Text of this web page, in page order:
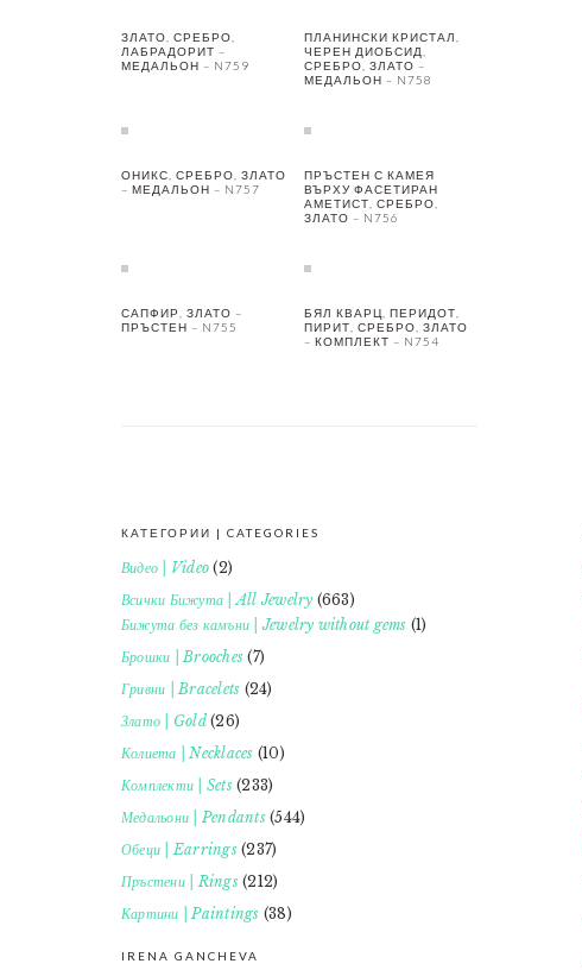
ЗЛАТО, СРЕБРО,
ЛАБРАДОРИТ –
МЕДАЛЬОН – N759
ПЛАНИНСКИ КРИСТАЛ,
ЧЕРЕН ДИОБСИД,
СРЕБРО, ЗЛАТО –
МЕДАЛЬОН – N758
ОНИКС, СРЕБРО, ЗЛАТО
– МЕДАЛЬОН – N757
ПРЪСТЕН С КАМЕЯ
ВЪРХУ ФАСЕТИРАН
АМЕТИСТ, СРЕБРО,
ЗЛАТО – N756
САПФИР, ЗЛАТО –
ПРЪСТЕН – N755
БЯЛ КВАРЦ, ПЕРИДОТ,
ПИРИТ, СРЕБРО, ЗЛАТО
– КОМПЛЕКТ – N754
КАТЕГОРИИ | CATEGORIES
Видео | Video (2)
Всички Бижута | All Jewelry (663)
Бижута без камъни | Jewelry without gems (1)
Брошки | Brooches (7)
Гривни | Bracelets (24)
Злато | Gold(26)
Колиета | Necklaces (10)
Комплекти | Sets(233)
Медальони | Pendants(544)
Обеци | Earrings(237)
Пръстени | Rings(212)
Картини | Paintings (38)
IRENA GANCHEVA